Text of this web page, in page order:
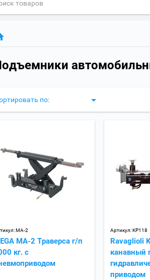
по:
MA-2
MA-2 Траверса г/п
кг. с
Артикул:KP118
Ravaglioli
канавный
приводом